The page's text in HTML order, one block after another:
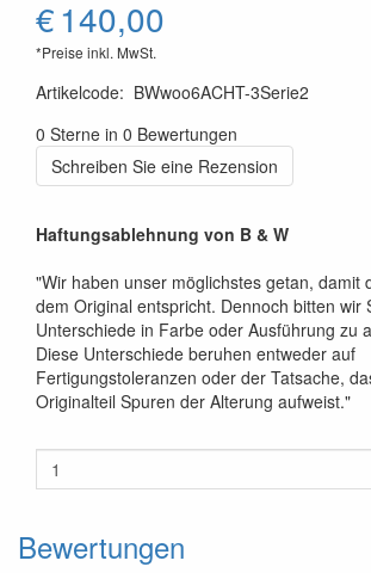
€140,00
*Preise inkl. MwSt.
Artikelcode: BWwoo6ACHT-3Serie2
0 Sterne in 0 Bewertungen
Schreiben Sie eine Rezension
Haftungsablehnung von B & W
"Wir haben unser möglichstes getan, damit
dem Original entspricht. Dennoch bitten wir
Unterschiede in Farbe oder Ausführung zu
Diese Unterschiede beruhen entweder auf
Fertigungstoleranzen oder der Tatsache,
Originalteil Spuren der Alterung aufweist."
Bewertungen